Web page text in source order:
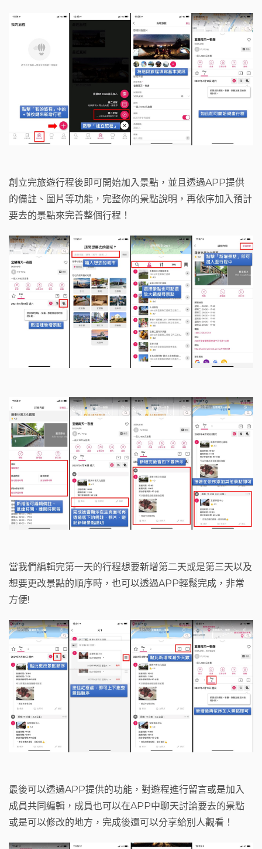
創立完旅遊行程後即可開始加入景點，並且透過APP提供
的備註、圖片等功能，完整你的景點說明，再依序加入預計
要去的景點來完善整個行程！
當我們編輯完第一天的行程想要新增第二天或是第三天以及
想要更改景點的順序時，也可以透過APP輕鬆完成，非常
方便!
最後可以透過APP提供的功能，對遊程進行留言或是加入
成員共同編輯，成員也可以在APP中聊天討論要去的景點
或是可以修改的地方，完成後還可以分享給別人觀看！